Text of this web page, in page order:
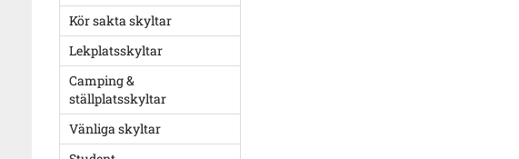
Kör sakta skyltar
Lekplatsskyltar
Camping &
ställplatsskyltar
Vänliga skyltar